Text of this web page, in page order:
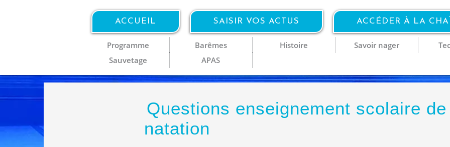
ACCUEIL SAISIR VOS ACTUS ACCÉDER À LA
Programme Barêmes Histoire Savoir nager
Sauvetage
APAS
Questions enseignement scolaire
natation